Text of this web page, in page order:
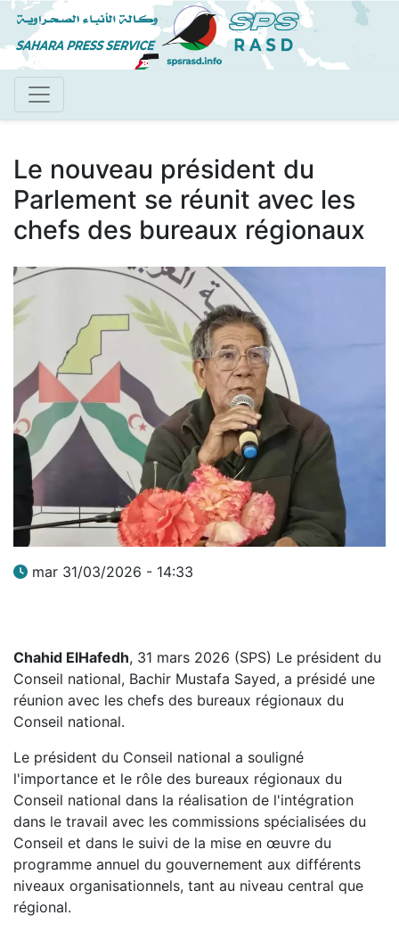
Aller
au
contenu
Le nouveau président du
Parlement se réunit avec les
chefs des bureaux régionaux
mar 31/03/2026 - 14:33
Chahid ElHafedh, 31 mars 2026 (SPS) Le président du
Conseil national, Bachir Mustafa Sayed, a présidé une
réunion avec les chefs des bureaux régionaux du
Conseil national.
Le président du Conseil national a souligné
l'importance et le rôle des bureaux régionaux du
Conseil national dans la réalisation de l'intégration
dans le travail avec les commissions spécialisées du
Conseil et dans le suivi de la mise en œuvre du
programme annuel du gouvernement aux différents
niveaux organisationnels, tant au niveau central que
régional.